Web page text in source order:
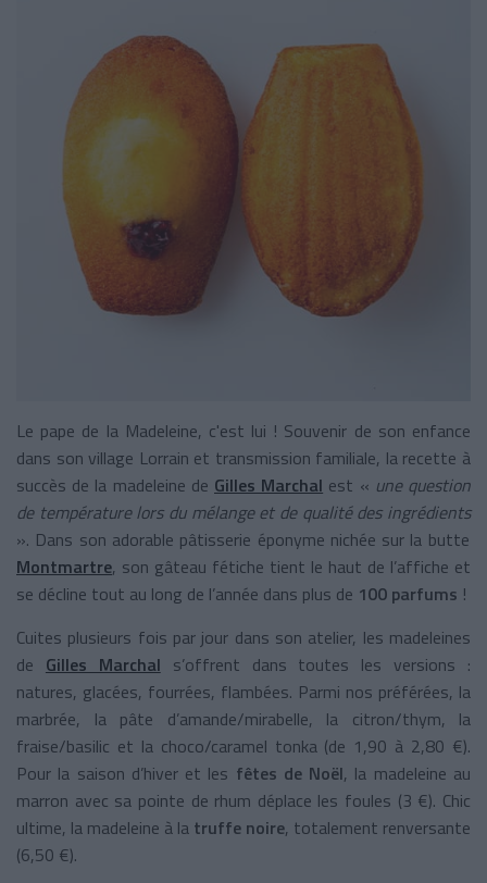
Le pape de la Madeleine, c'est lui ! Souvenir de son enfance
dans son village Lorrain et transmission familiale, la recette à
succès de la madeleine de Gilles Marchal est « une question
de température lors du mélange et de qualité des ingrédients
». Dans son adorable pâtisserie éponyme nichée sur la butte
Montmartre, son gâteau fétiche tient le haut de l’affiche et
se décline tout au long de l’année dans plus de 100 parfums !
Cuites plusieurs fois par jour dans son atelier, les madeleines
de Gilles Marchal s’offrent dans toutes les versions :
natures, glacées, fourrées, flambées. Parmi nos préférées, la
marbrée, la pâte d’amande/mirabelle, la citron/thym, la
fraise/basilic et la choco/caramel tonka (de 1,90 à 2,80 €).
Pour la saison d’hiver et les fêtes de Noël, la madeleine au
marron avec sa pointe de rhum déplace les foules (3 €). Chic
ultime, la madeleine à la truffe noire, totalement renversante
(6,50 €).